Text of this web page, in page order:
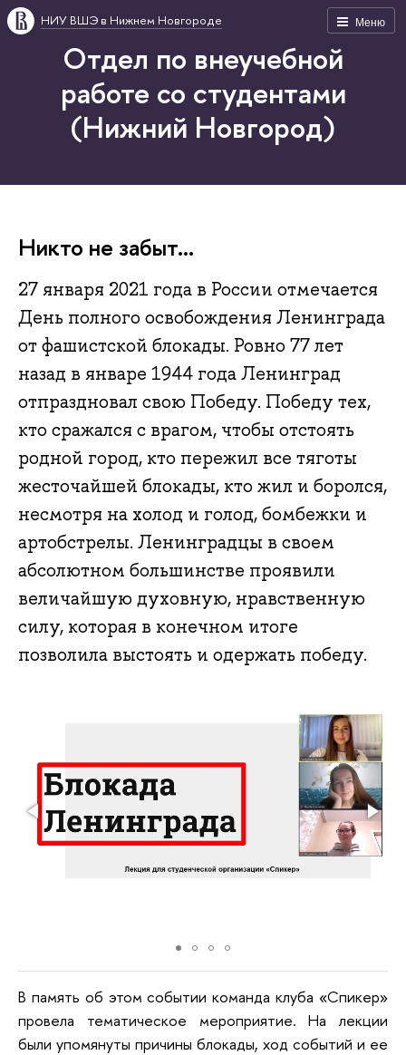
Меню
НИУ ВШЭ в Нижнем Новгороде
Отдел по внеучебной
работе со студентами
(Нижний Новгород)
Никто не забыт...
27 января 2021 года в России отмечается
День полного освобождения Ленинграда
от фашистской блокады. Ровно 77 лет
назад в январе 1944 года Ленинград
отпраздновал свою Победу. Победу тех,
кто сражался с врагом, чтобы отстоять
родной город, кто пережил все тяготы
жесточайшей блокады, кто жил и боролся,
несмотря на холод и голод, бомбежки и
артобстрелы. Ленинградцы в своем
абсолютном большинстве проявили
величайшую духовную, нравственную
силу, которая в конечном итоге
позволила выстоять и одержать победу.
В память об этом событии команда клуба «Спикер»
провела тематическое мероприятие. На лекции
были упомянуты причины блокады, ход событий и ее